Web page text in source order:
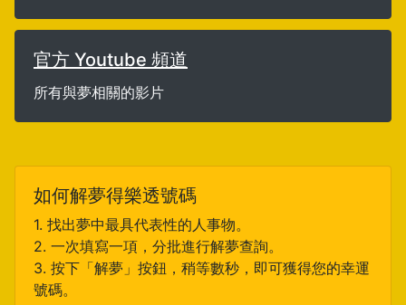
官方 Youtube 頻道
所有與夢相關的影片
如何解夢得樂透號碼
1. 找出夢中最具代表性的人事物。
2. 一次填寫一項，分批進行解夢查詢。
3. 按下「解夢」按鈕，稍等數秒，即可獲得您的幸運
號碼。